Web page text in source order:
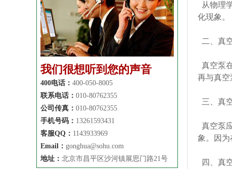
从物理
化现象。
二、真
真空泵
再与真空
三、真
真空泵
象。因为
四、真
我们很想听到您的声音
400电话： 400-050-8005
联系电话： 010-80762355
公司传真： 010-80762355
手机号码： 13261593431
客服QQ： 1143933969
Email： gonghua@sohu.com
地址： 北京市昌平区沙河镇展思门路21号